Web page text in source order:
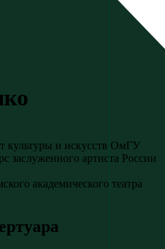
культуры и искусств ОмГУ
заслуженного артиста России
академического театра